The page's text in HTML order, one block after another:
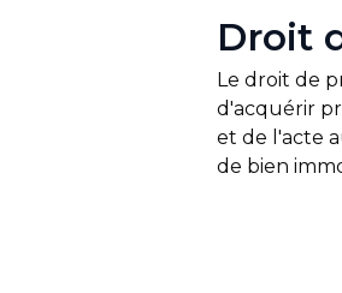
Droit
Le droit de
d'acquérir
et de l'acte
de bien